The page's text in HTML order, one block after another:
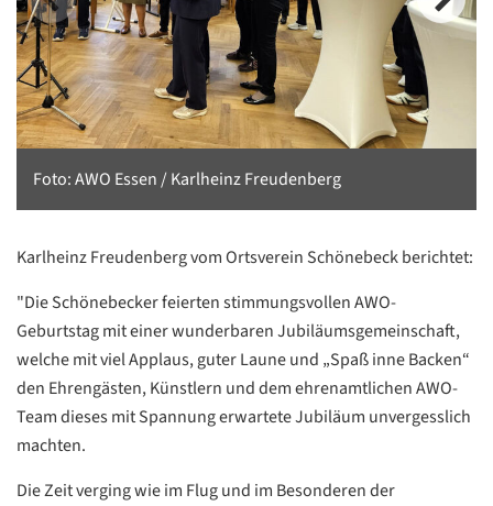
Foto: AWO Essen / Karlheinz Freudenberg
Karlheinz Freudenberg vom Ortsverein Schönebeck berichtet:
"Die Schönebecker feierten stimmungsvollen AWO-
Geburtstag mit einer wunderbaren Jubiläumsgemeinschaft,
welche mit viel Applaus, guter Laune und „Spaß inne Backen“
den Ehrengästen, Künstlern und dem ehrenamtlichen AWO-
Team dieses mit Spannung erwartete Jubiläum unvergesslich
machten.
Die Zeit verging wie im Flug und im Besonderen der